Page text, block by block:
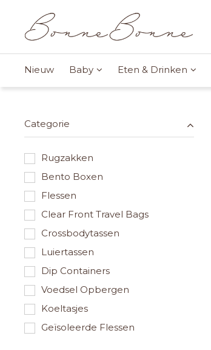
Nieuw Baby Eten & Drinken
Categorie
Rugzakken
Bento Boxen
Flessen
Clear Front Travel Bags
Crossbodytassen
Luiertassen
Dip Containers
Voedsel Opbergen
Koeltasjes
Geïsoleerde Flessen